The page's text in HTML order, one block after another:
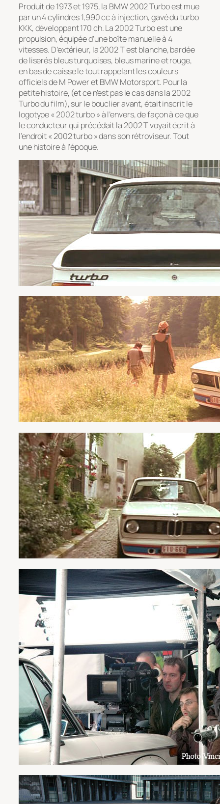
Produit de 1973 et 1975, la BMW 2002 Turbo est mue
par un 4 cylindres 1,990 cc à injection, gavé du turbo
KKK, développant 170 ch. La 2002 Turbo est une
propulsion, équipée d’une boîte manuelle à 4
vitesses. D’extérieur, la 2002 T est blanche, bardée
de liserés bleus turquoises, bleus marine et rouge,
en bas de caisse le tout rappelant les couleurs
officiels de M Power et BMW Motorsport. Pour la
petite histoire, (et ce n’est pas le cas dans la 2002
Turbo du film), sur le bouclier avant, était inscrit le
logotype « 2002 turbo » à l’envers, de façon à ce que
le conducteur qui précédait la 2002 T voyait écrit à
l’endroit « 2002 turbo » dans son rétroviseur. Tout
une histoire à l’époque.